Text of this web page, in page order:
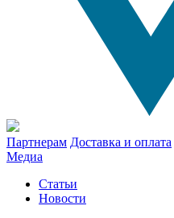
Партнерам Доставка и оплата
Медиа
Статьи
Новости